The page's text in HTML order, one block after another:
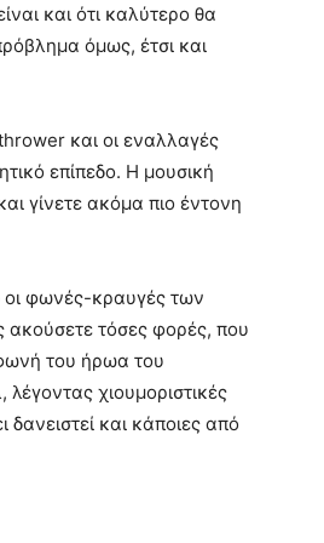
και ότι καλύτερο θα
όμως, έτσι και
και οι εναλλαγές
επίπεδο. Η μουσική
γίνετε ακόμα πιο έντονη
οι φωνές-κραυγές των
ακούσετε τόσες φορές, που
του ήρωα του
λέγοντας χιουμοριστικές
και κάποιες από